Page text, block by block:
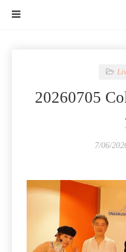
20260705
7/06/